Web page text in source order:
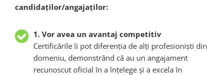
candidaților/angajaților:
1. Vor avea un avantaj competitiv
Certificările îi pot diferenția de alți profesioniști din
domeniu, demonstrând că au un angajament
recunoscut oficial în a înțelege și a excela în